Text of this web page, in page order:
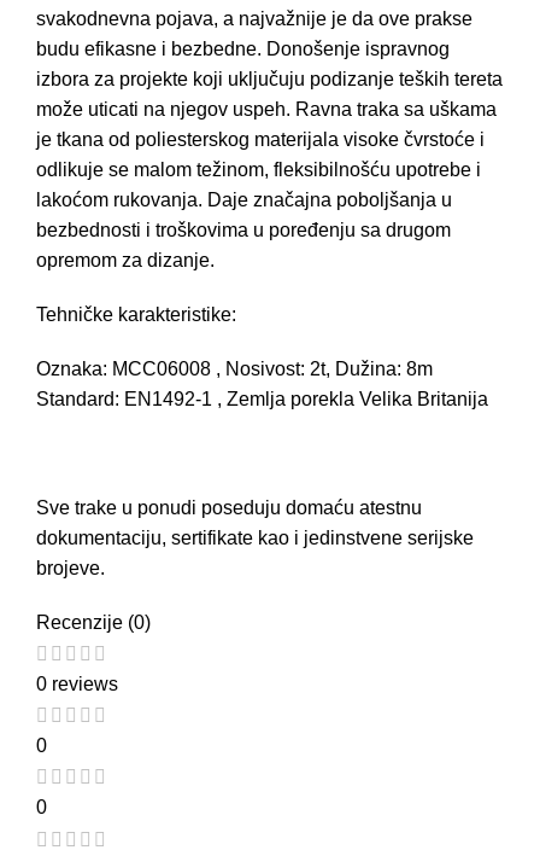
svakodnevna pojava, a najvažnije je da ove prakse
budu efikasne i bezbedne. Donošenje ispravnog
izbora za projekte koji uključuju podizanje teških tereta
može uticati na njegov uspeh. Ravna traka sa uškama
je tkana od poliesterskog materijala visoke čvrstoće i
odlikuje se malom težinom, fleksibilnošću upotrebe i
lakoćom rukovanja. Daje značajna poboljšanja u
bezbednosti i troškovima u poređenju sa drugom
opremom za dizanje.
Tehničke karakteristike:
Oznaka: MCC06008 , Nosivost: 2t, Dužina: 8m
Standard: EN1492-1 , Zemlja porekla Velika Britanija
Sve trake u ponudi poseduju domaću atestnu
dokumentaciju, sertifikate kao i jedinstvene serijske
brojeve.
Recenzije (0)
0 reviews
0
0